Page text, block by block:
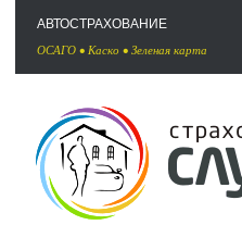
АВТОСТРАХОВАНИЕ
ОСАГО • Каско • Зеленая карта